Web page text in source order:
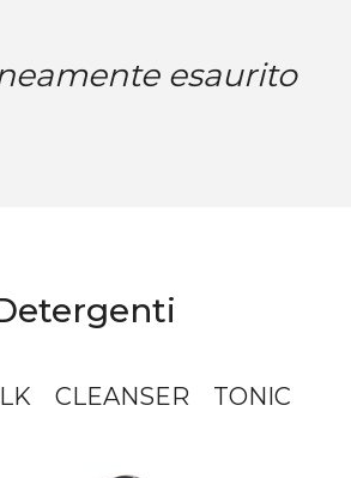
esaurito
CLEANSER TONIC